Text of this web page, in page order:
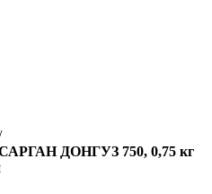
ДОНГУЗ 750, 0,75 кг